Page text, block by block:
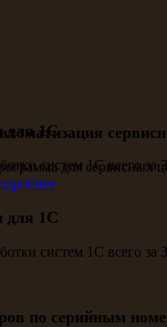
для 1С
систем 1С всего за
для сервисных
для 1С
систем 1С всего за
по серийным